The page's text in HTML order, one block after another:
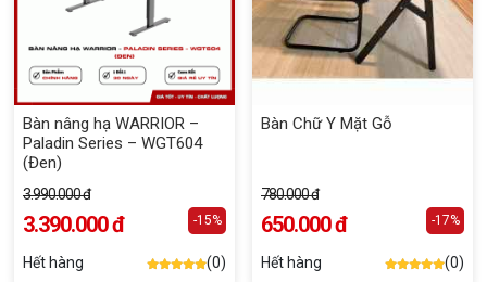
Bàn nâng hạ WARRIOR –
Paladin Series – WGT604
(Đen)
3.990.000 đ
3.390.000 đ -15%
Hết hàng (0)
Bàn Chữ Y Mặt Gỗ
780.000 đ
650.000 đ -17%
Hết hàng (0)